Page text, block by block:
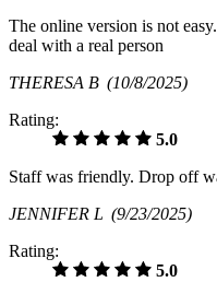
The online version is not
deal with a real person
THERESA B (10/8/2025)
Rating:
5.0
Staff was friendly. Drop off
JENNIFER L (9/23/2025)
Rating:
5.0